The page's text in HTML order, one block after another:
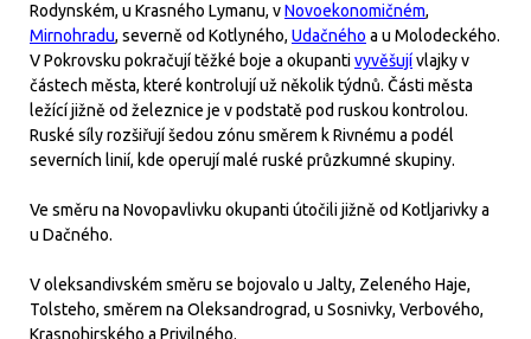
Rodynském, u Krasného Lymanu, vNovoekonomičném,
Mirnohradu, severně od Kotlyného, Udačného a u Molodeckého.
V Pokrovsku pokračují těžké boje a okupantivyvěšujívlajky v
částech města, které kontrolují už několik týdnů. Části města
ležící jižně od železnice je v podstatě pod ruskou kontrolou.
Ruské síly rozšiřují šedou zónu směrem k Rivnému a podél
severních linií, kde operují malé ruské průzkumné skupiny.
Ve směru na Novopavlivku okupanti útočili jižně od Kotljarivky a
u Dačného.
V oleksandivském směru se bojovalo u Jalty, Zeleného Haje,
Tolsteho, směrem na Oleksandrograd, u Sosnivky, Verbového,
Krasnohirského a Privilného.